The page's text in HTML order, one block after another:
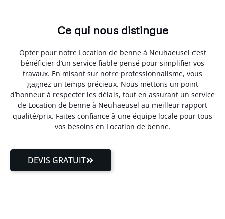
Ce qui nous distingue
Opter pour notre Location de benne à Neuhaeusel c’est
bénéficier d’un service fiable pensé pour simplifier vos
travaux. En misant sur notre professionnalisme, vous
gagnez un temps précieux. Nous mettons un point
d’honneur à respecter les délais, tout en assurant un service
de Location de benne à Neuhaeusel au meilleur rapport
qualité/prix. Faites confiance à une équipe locale pour tous
vos besoins en Location de benne.
DEVIS GRATUIT